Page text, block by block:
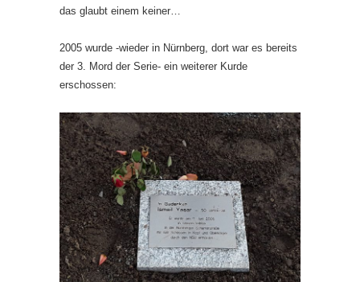
das glaubt einem keiner…
2005 wurde -wieder in Nürnberg, dort war es bereits
der 3. Mord der Serie- ein weiterer Kurde
erschossen: